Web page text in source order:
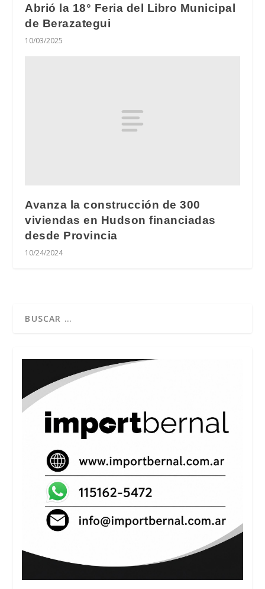
Abrió la 18° Feria del Libro Municipal
de Berazategui
10/03/2025
Avanza la construcción de 300
viviendas en Hudson financiadas
desde Provincia
10/24/2024